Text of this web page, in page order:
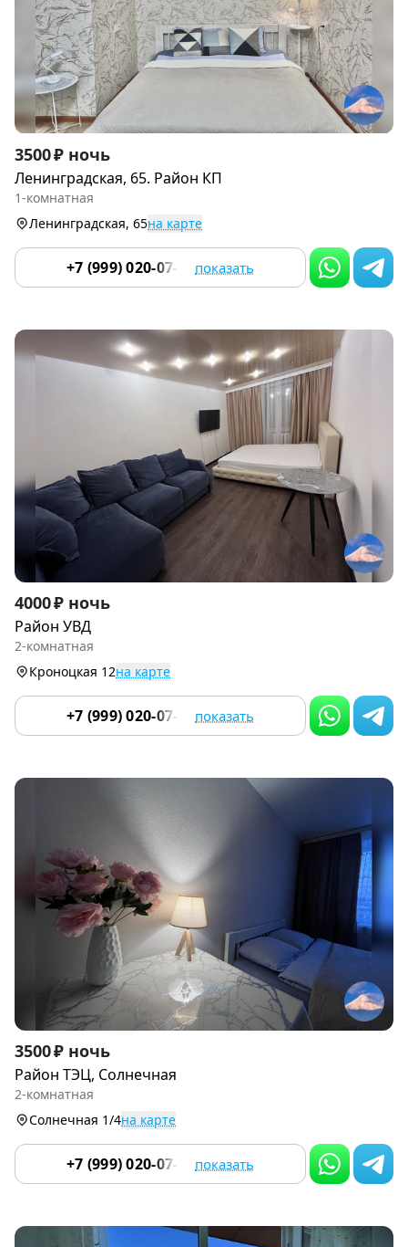
Item
1
of
9
3500 ₽ ночь
Ленинградская, 65. Район КП
1-комнатная
Ленинградская, 65на карте
+7 (999) 020-07-55 показать
Item
1
of
4000 ₽ ночь
Район УВД
2-комнатная
Кроноцкая 12на карте
+7 (999) 020-07-55 показать
Item
1
of
3500 ₽ ночь
Район ТЭЦ, Солнечная
2-комнатная
Солнечная 1/4на карте
+7 (999) 020-07-55 показать